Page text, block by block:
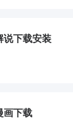
说下载安装
画下载